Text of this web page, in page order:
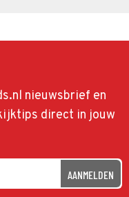
nieuwsbrief en
direct in jouw
AANMELDEN